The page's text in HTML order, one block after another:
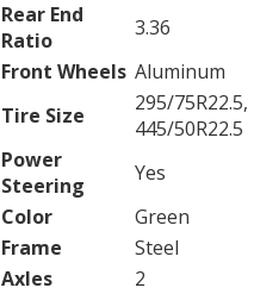
Rear End
Ratio
3.36
Front Wheels Aluminum
Tire Size
295/75R22.5,
445/50R22.5
Power
Steering
Yes
Color
Green
Frame
Steel
Axles
2